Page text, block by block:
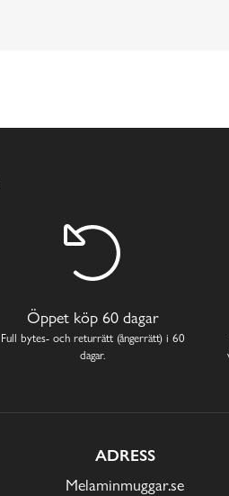
Öppet köp 60 dagar
Full bytes- och returrätt (ångerrätt) i 60
dagar.
ADRESS
Melaminmuggar.se